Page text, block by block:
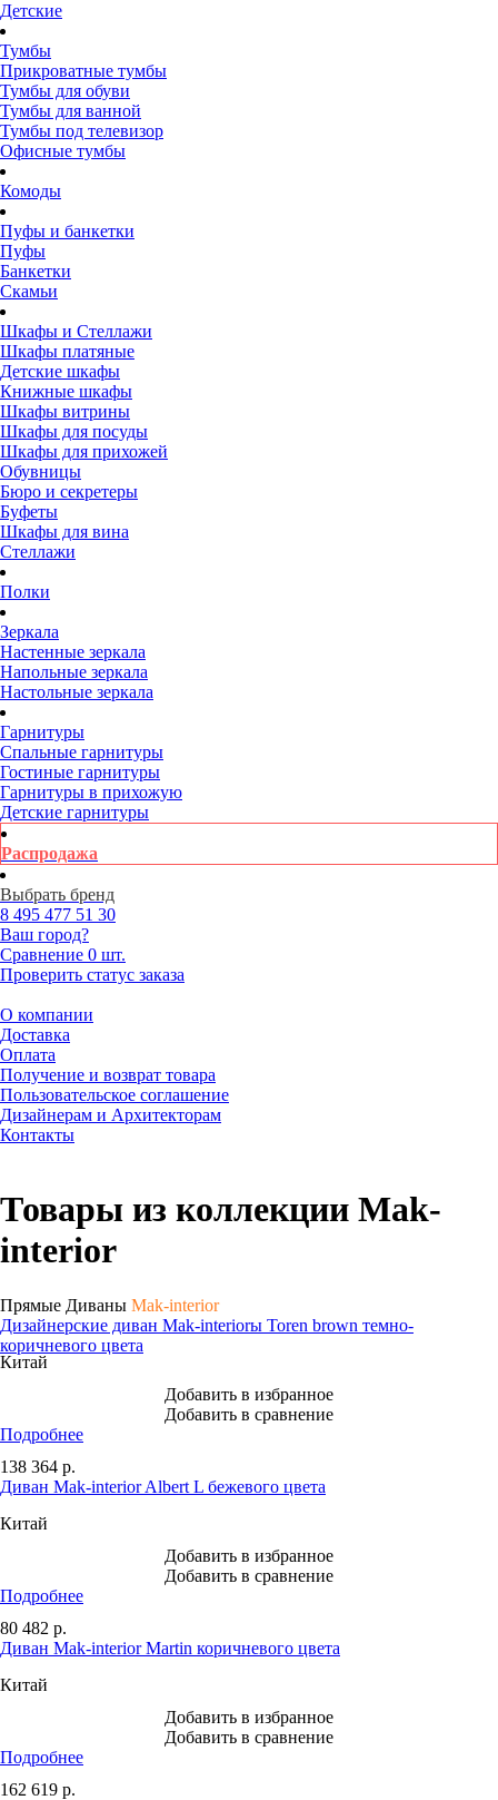
Детские
Тумбы
Прикроватные тумбы
Тумбы для обуви
Тумбы для ванной
Тумбы под телевизор
Офисные тумбы
Комоды
Пуфы и банкетки
Пуфы
Банкетки
Скамьи
Шкафы и Стеллажи
Шкафы платяные
Детские шкафы
Книжные шкафы
Шкафы витрины
Шкафы для посуды
Шкафы для прихожей
Обувницы
Бюро и секретеры
Буфеты
Шкафы для вина
Стеллажи
Полки
Зеркала
Настенные зеркала
Напольные зеркала
Настольные зеркала
Гарнитуры
Спальные гарнитуры
Гостиные гарнитуры
Гарнитуры в прихожую
Детские гарнитуры
Распродажа
Выбрать бренд
8 495 477 51 30
Ваш город?
Сравнение 0 шт.
Проверить статус заказа
О компании
Доставка
Оплата
Получение и возврат товара
Пользовательское соглашение
Дизайнерам и Архитекторам
Контакты
Товары из коллекции Mak-
interior
Прямые Диваны Mak-interior
Дизайнерские диван Mak-interiorы Toren brown темно-
коричневого цвета
Китай
Добавить в избранное
Добавить в сравнение
Подробнее
138 364 р.
Диван Mak-interior Albert L бежевого цвета
Китай
Добавить в избранное
Добавить в сравнение
Подробнее
80 482 р.
Диван Mak-interior Martin коричневого цвета
Китай
Добавить в избранное
Добавить в сравнение
Подробнее
162 619 р.